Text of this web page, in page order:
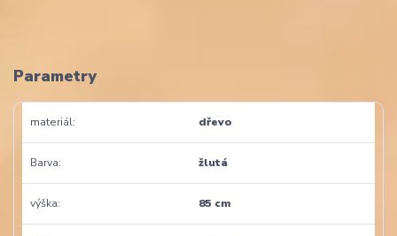
Parametry
materiál dřevo
Barva žlutá
výška 85 cm